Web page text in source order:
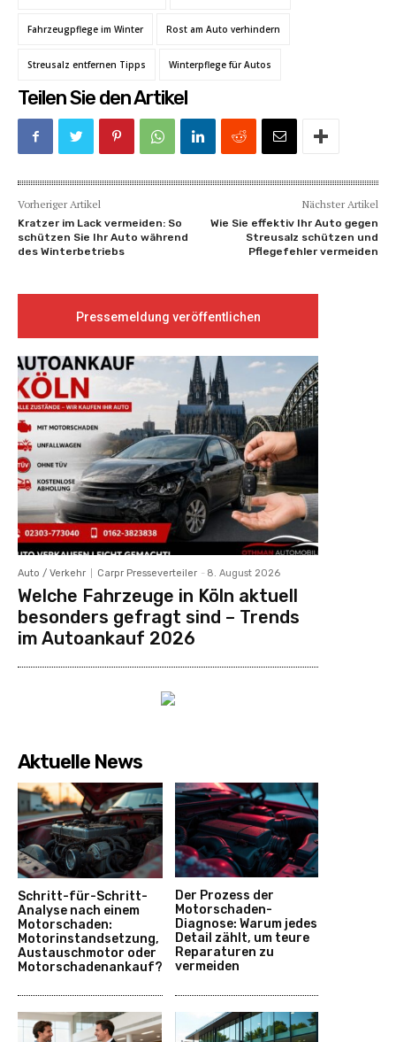
Fahrzeugpflege im Winter Rost am Auto verhindern
Streusalz entfernen Tipps Winterpflege für Autos
Teilen Sie den Artikel
Vorheriger Artikel
Kratzer im Lack vermeiden: So
schützen Sie Ihr Auto während
des Winterbetriebs
Nächster Artikel
Wie Sie effektiv Ihr Auto gegen
Streusalz schützen und
Pflegefehler vermeiden
Pressemeldung veröffentlichen
Auto / Verkehr Carpr Presseverteiler - 8. August 2026
Welche Fahrzeuge in Köln aktuell
besonders gefragt sind – Trends
im Autoankauf 2026
Aktuelle News
Schritt-für-Schritt-
Analyse nach einem
Motorschaden:
Motorinstandsetzung,
Austauschmotor oder
Motorschadenankauf?
Der Prozess der
Motorschaden-
Diagnose: Warum jedes
Detail zählt, um teure
Reparaturen zu
vermeiden